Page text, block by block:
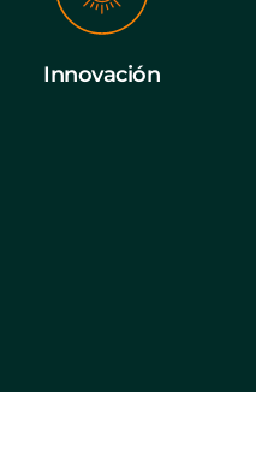
Innovación